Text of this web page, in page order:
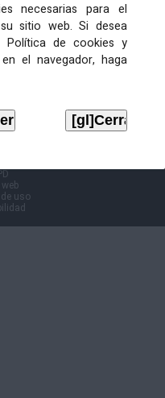
necesarias para el
sitio web. Si desea
Política de cookies y
el navegador, haga
web
uso